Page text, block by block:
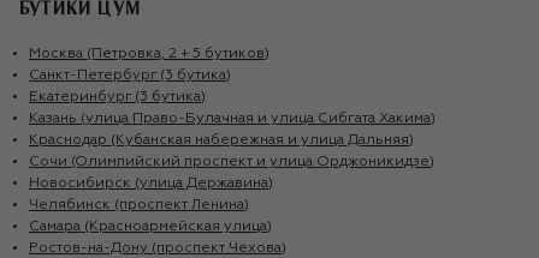
БУТИКИ ЦУМ
Москва (Петровка, 2 + 5 бутиков)
Санкт-Петербург (3 бутика)
Екатеринбург (3 бутика)
Казань (улица Право-Булачная и улица Сибгата Хакима)
Краснодар (Кубанская набережная и улица Дальняя)
Сочи (Олимпийский проспект и улица Орджоникидзе)
Новосибирск (улица Державина)
Челябинск (проспект Ленина)
Самара (Красноармейская улица)
Ростов-на-Дону (проспект Чехова)